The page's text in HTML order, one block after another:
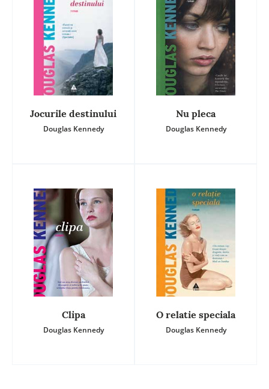
Jocurile destinului
Douglas Kennedy
Nu pleca
Douglas Kennedy
Clipa
Douglas Kennedy
O relatie speciala
Douglas Kennedy